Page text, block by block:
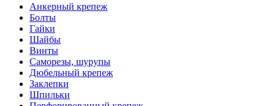
Анкерный крепеж
Болты
Гайки
Шайбы
Винты
Саморезы, шурупы
Дюбельный крепеж
Заклепки
Шпильки